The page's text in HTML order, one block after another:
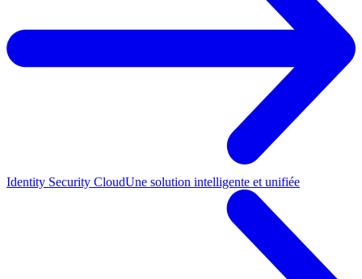
Identity Security CloudUne solution intelligente et unifiée